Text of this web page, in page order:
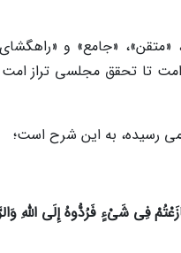
«متقن»، «جامع» و
امت تا تحقق مجلسی تراز
رسیده، به این شرح است؛
فِی شَیْءٍ فَرُدُّوهُ إِلَی اللَّهِ